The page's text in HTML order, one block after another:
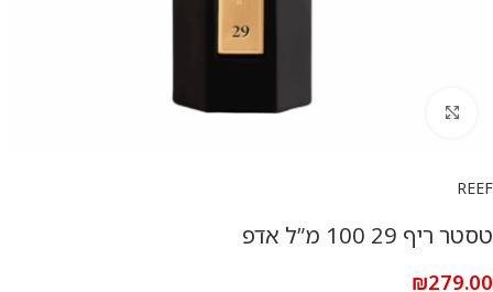
REEF
טסטר ריף 29 100 מ”ל אדפ
₪279.00